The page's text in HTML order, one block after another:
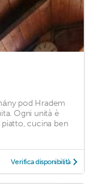
pod Hradem
Ogni unità è
cucina ben
Verifica disponibilità